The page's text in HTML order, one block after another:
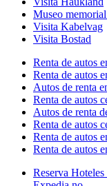
Museo
Visita Kabelvag
Visita Bostad
Renta de autos
Renta de autos
Autos de renta
Renta de autos
Autos de renta
Renta de autos
Renta de autos
Renta de autos
Reserva